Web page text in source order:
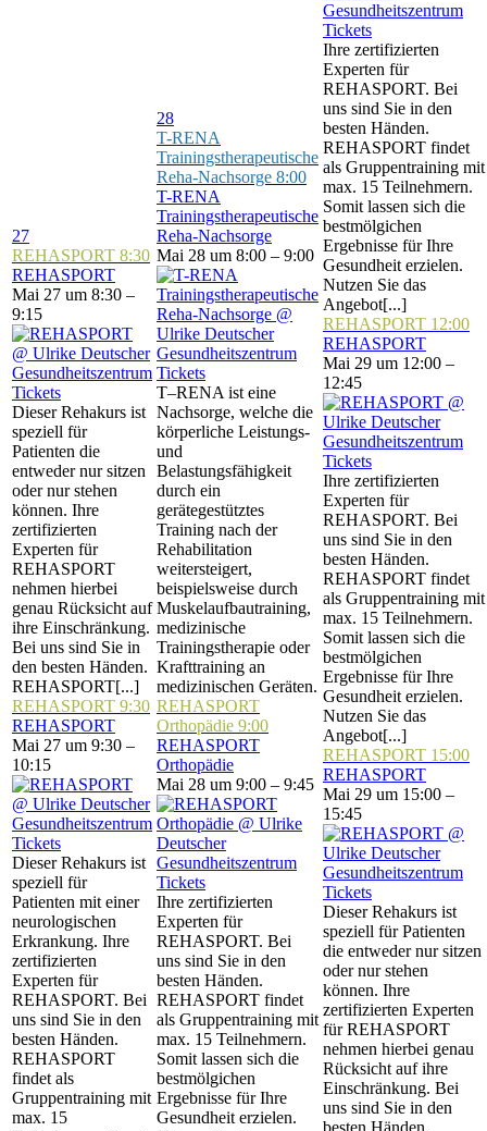
27
REHASPORT 8:30
REHASPORT
Mai 27 um 8:30 –
9:15
Tickets
Dieser Rehakurs ist
speziell für
Patienten die
entweder nur sitzen
oder nur stehen
können. Ihre
zertifizierten
Experten für
REHASPORT
nehmen hierbei
genau Rücksicht auf
ihre Einschränkung.
Bei uns sind Sie in
den besten Händen.
REHASPORT[...]
REHASPORT 9:30
REHASPORT
Mai 27 um 9:30 –
10:15
Tickets
Dieser Rehakurs ist
speziell für
Patienten mit einer
neurologischen
Erkrankung. Ihre
zertifizierten
Experten für
REHASPORT. Bei
uns sind Sie in den
besten Händen.
REHASPORT
findet als
Gruppentraining mit
max. 15
28
T-RENA
Trainingstherapeutische
Reha-Nachsorge 8:00
T-RENA
Trainingstherapeutische
Reha-Nachsorge
Mai 28 um 8:00 – 9:00
Tickets
T–RENA ist eine
Nachsorge, welche die
körperliche Leistungs-
und
Belastungsfähigkeit
durch ein
gerätegestütztes
Training nach der
Rehabilitation
weitersteigert,
beispielsweise durch
Muskelaufbautraining,
medizinische
Trainingstherapie oder
Krafttraining an
medizinischen Geräten.
REHASPORT
Orthopädie 9:00
REHASPORT
Orthopädie
Mai 28 um 9:00 – 9:45
Tickets
Ihre zertifizierten
Experten für
REHASPORT. Bei
uns sind Sie in den
besten Händen.
REHASPORT findet
als Gruppentraining mit
max. 15 Teilnehmern.
Somit lassen sich die
bestmölgichen
Ergebnisse für Ihre
Gesundheit erzielen.
Tickets
Ihre zertifizierten
Experten für
REHASPORT. Bei
uns sind Sie in den
besten Händen.
REHASPORT findet
als Gruppentraining mit
max. 15 Teilnehmern.
Somit lassen sich die
bestmölgichen
Ergebnisse für Ihre
Gesundheit erzielen.
Nutzen Sie das
Angebot[...]
REHASPORT 12:00
REHASPORT
Mai 29 um 12:00 –
12:45
Tickets
Ihre zertifizierten
Experten für
REHASPORT. Bei
uns sind Sie in den
besten Händen.
REHASPORT findet
als Gruppentraining mit
max. 15 Teilnehmern.
Somit lassen sich die
bestmölgichen
Ergebnisse für Ihre
Gesundheit erzielen.
Nutzen Sie das
Angebot[...]
REHASPORT 15:00
REHASPORT
Mai 29 um 15:00 –
15:45
Tickets
Dieser Rehakurs ist
speziell für Patienten
die entweder nur sitzen
oder nur stehen
können. Ihre
zertifizierten Experten
für REHASPORT
nehmen hierbei genau
Rücksicht auf ihre
Einschränkung. Bei
uns sind Sie in den
besten Händen.